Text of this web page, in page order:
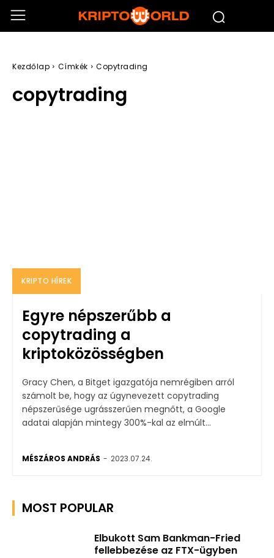
Kezdőlap Címkék Copytrading
copytrading
KRIPTO HÍREK
Egyre népszerűbb a
copytrading a
kriptoközösségben
Gracy Chen, a Bitget igazgatója nemrégiben arról
számolt be, hogy az úgynevezett copytrading
népszerűsége ugrásszerűen megnőtt, a Google
adatai alapján mintegy 300%-kal az elmúlt...
MÉSZÁROS ANDRÁS - 2023.07.24.
MOST POPULAR
Elbukott Sam Bankman-Fried
fellebbezése az FTX-ügyben